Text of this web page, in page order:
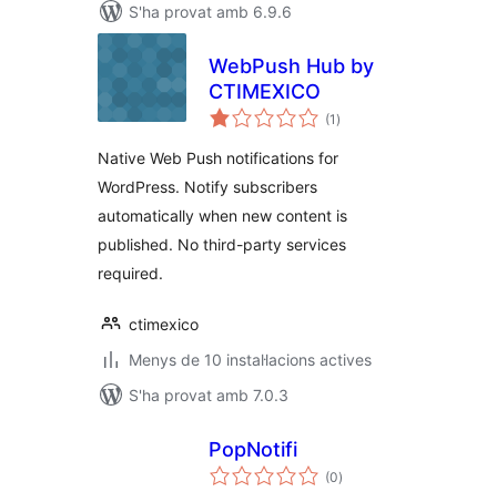
S'ha provat amb 6.9.6
WebPush Hub by
CTIMEXICO
(1 puntuacions
totals
)
Native Web Push notifications for
WordPress. Notify subscribers
automatically when new content is
published. No third-party services
required.
ctimexico
Menys de 10 instal·lacions actives
S'ha provat amb 7.0.3
PopNotifi
(0puntuacions
totals
)